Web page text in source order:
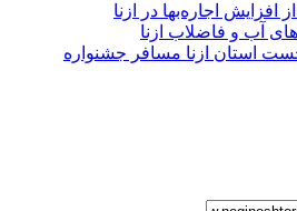
افزایش اجاره‌بها در ازنا
آب و فاضلاب ازنا
استان ازنا مسافر جشنواره